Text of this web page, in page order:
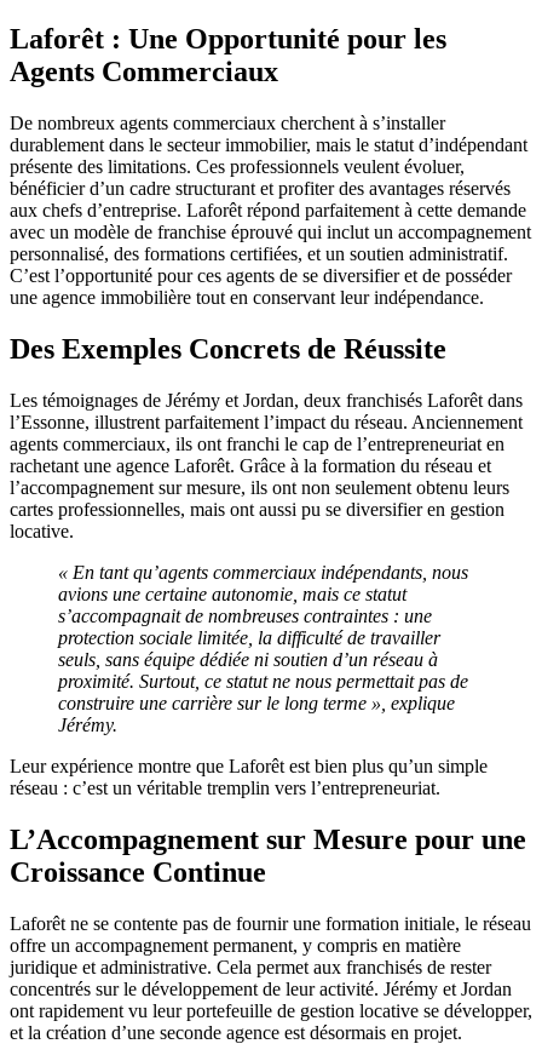
Laforêt : Une Opportunité pour les
Agents Commerciaux
De nombreux agents commerciaux cherchent à s’installer
durablement dans le secteur immobilier, mais le statut d’indépendant
présente des limitations. Ces professionnels veulent évoluer,
bénéficier d’un cadre structurant et profiter des avantages réservés
aux chefs d’entreprise. Laforêt répond parfaitement à cette demande
avec un modèle de franchise éprouvé qui inclut un accompagnement
personnalisé, des formations certifiées, et un soutien administratif.
C’est l’opportunité pour ces agents de se diversifier et de posséder
une agence immobilière tout en conservant leur indépendance.
Des Exemples Concrets de Réussite
Les témoignages de Jérémy et Jordan, deux franchisés Laforêt dans
l’Essonne, illustrent parfaitement l’impact du réseau. Anciennement
agents commerciaux, ils ont franchi le cap de l’entrepreneuriat en
rachetant une agence Laforêt. Grâce à la formation du réseau et
l’accompagnement sur mesure, ils ont non seulement obtenu leurs
cartes professionnelles, mais ont aussi pu se diversifier en gestion
locative.
« En tant qu’agents commerciaux indépendants, nous
avions une certaine autonomie, mais ce statut
s’accompagnait de nombreuses contraintes : une
protection sociale limitée, la difficulté de travailler
seuls, sans équipe dédiée ni soutien d’un réseau à
proximité. Surtout, ce statut ne nous permettait pas de
construire une carrière sur le long terme », explique
Jérémy.
Leur expérience montre que Laforêt est bien plus qu’un simple
réseau : c’est un véritable tremplin vers l’entrepreneuriat.
L’Accompagnement sur Mesure pour une
Croissance Continue
Laforêt ne se contente pas de fournir une formation initiale, le réseau
offre un accompagnement permanent, y compris en matière
juridique et administrative. Cela permet aux franchisés de rester
concentrés sur le développement de leur activité. Jérémy et Jordan
ont rapidement vu leur portefeuille de gestion locative se développer,
et la création d’une seconde agence est désormais en projet.